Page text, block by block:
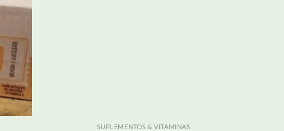
SUPLEMENTOS & VITAMINAS